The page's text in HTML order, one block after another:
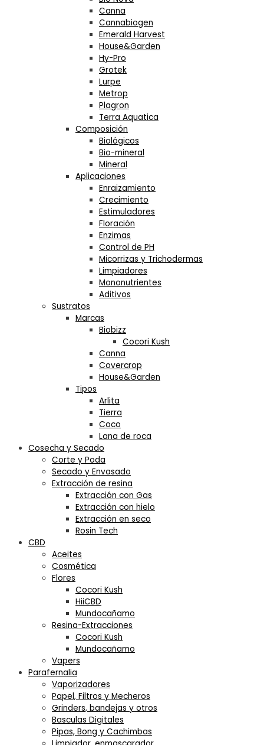
Canna
Cannabiogen
Emerald Harvest
House&Garden
Hy-Pro
Grotek
Lurpe
Metrop
Plagron
Terra Aquatica
Composición
Biológicos
Bio-mineral
Mineral
Aplicaciones
Enraizamiento
Crecimiento
Estimuladores
Floración
Enzimas
Control de PH
Micorrizas y Trichodermas
Limpiadores
Mononutrientes
Aditivos
Sustratos
Marcas
Biobizz
Cocori Kush
Canna
Covercrop
House&Garden
Tipos
Arlita
Tierra
Coco
Lana de roca
Cosecha y Secado
Corte y Poda
Secado y Envasado
Extracción de resina
Extracción con Gas
Extracción con hielo
Extracción en seco
Rosin Tech
CBD
Aceites
Cosmética
Flores
Cocori Kush
HiiCBD
Mundocañamo
Resina-Extracciones
Cocori Kush
Mundocañamo
Vapers
Parafernalia
Vaporizadores
Papel, Filtros y Mecheros
Grinders, bandejas y otros
Basculas Digitales
Pipas, Bong y Cachimbas